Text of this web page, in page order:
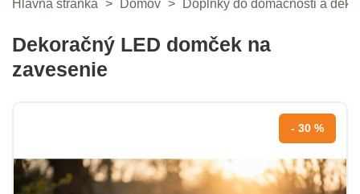
Hlavná stránka > Domov > Doplnky do domácnosti a
Dekoračný LED domček na
zavesenie
- 30 %